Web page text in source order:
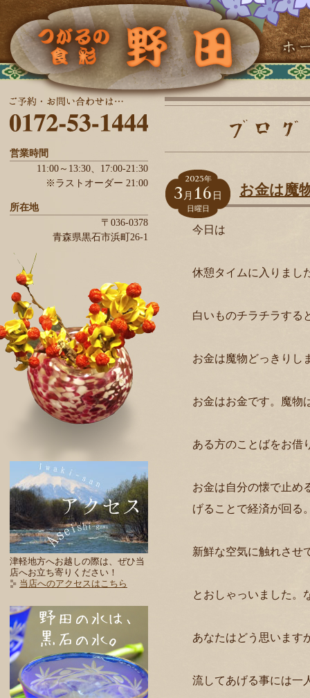
営業時間
11:00～13:30、 17:00-21:30
※ラストオーダー 21:00
所在地
〒036-0378
青森県黒石市浜町26-1
津軽地方へお越しの際は、ぜひ当
店へお立ち寄りください！
当店へのアクセスはこちら
2025年
3 月 16 日
日曜日
お金は魔
今日は
休憩タイムに入りまし
白いものチラチラする
お金は魔物どっきりし
お金はお金です。魔物
ある方のことばをお借
お金は自分の懐で止め
げることで経済が回る
新鮮な空気に触れさせ
とおしゃっいました。
あなたはどう思います
流してあげる事には一